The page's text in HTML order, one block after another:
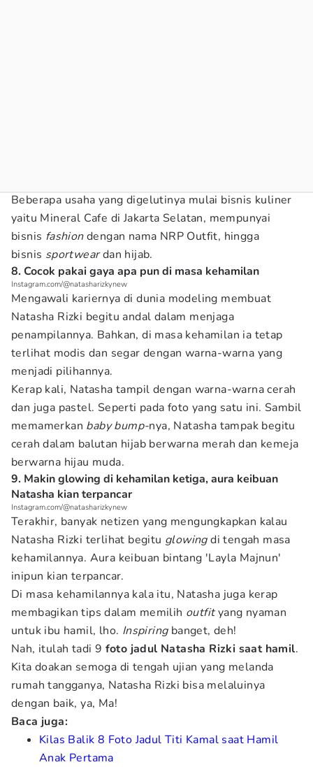
Beberapa usaha yang digelutinya mulai bisnis kuliner
yaitu Mineral Cafe di Jakarta Selatan, mempunyai
bisnis fashiondengan nama NRP Outfit, hingga
bisnis sportweardan hijab.
8. Cocok pakai gaya apa pun di masa kehamilan
Instagram.com/@natasharizkynew
Mengawali kariernya di dunia modeling membuat
Natasha Rizki begitu andal dalam menjaga
penampilannya. Bahkan, di masa kehamilan ia tetap
terlihat modis dan segar dengan warna-warna yang
menjadi pilihannya.
Kerap kali, Natasha tampil dengan warna-warna cerah
dan juga pastel. Seperti pada foto yang satu ini. Sambil
memamerkan baby bump-nya, Natasha tampak begitu
cerah dalam balutan hijab berwarna merah dan kemeja
berwarna hijau muda.
9. Makin glowing di kehamilan ketiga, aura keibuan
Natasha kian terpancar
Instagram.com/@natasharizkynew
Terakhir, banyak netizen yang mengungkapkan kalau
Natasha Rizki terlihat begitu glowingdi tengah masa
kehamilannya. Aura keibuan bintang 'Layla Majnun'
inipun kian terpancar.
Di masa kehamilannya kala itu, Natasha juga kerap
membagikan tips dalam memilih outfityang nyaman
untuk ibu hamil, lho. Inspiring banget, deh!
Nah, itulah tadi 9 foto jadul Natasha Rizki saat hamil.
Kita doakan semoga di tengah ujian yang melanda
rumah tangganya, Natasha Rizki bisa melaluinya
dengan baik, ya, Ma!
Baca juga:
Kilas Balik 8 Foto Jadul Titi Kamal saat Hamil
Anak Pertama